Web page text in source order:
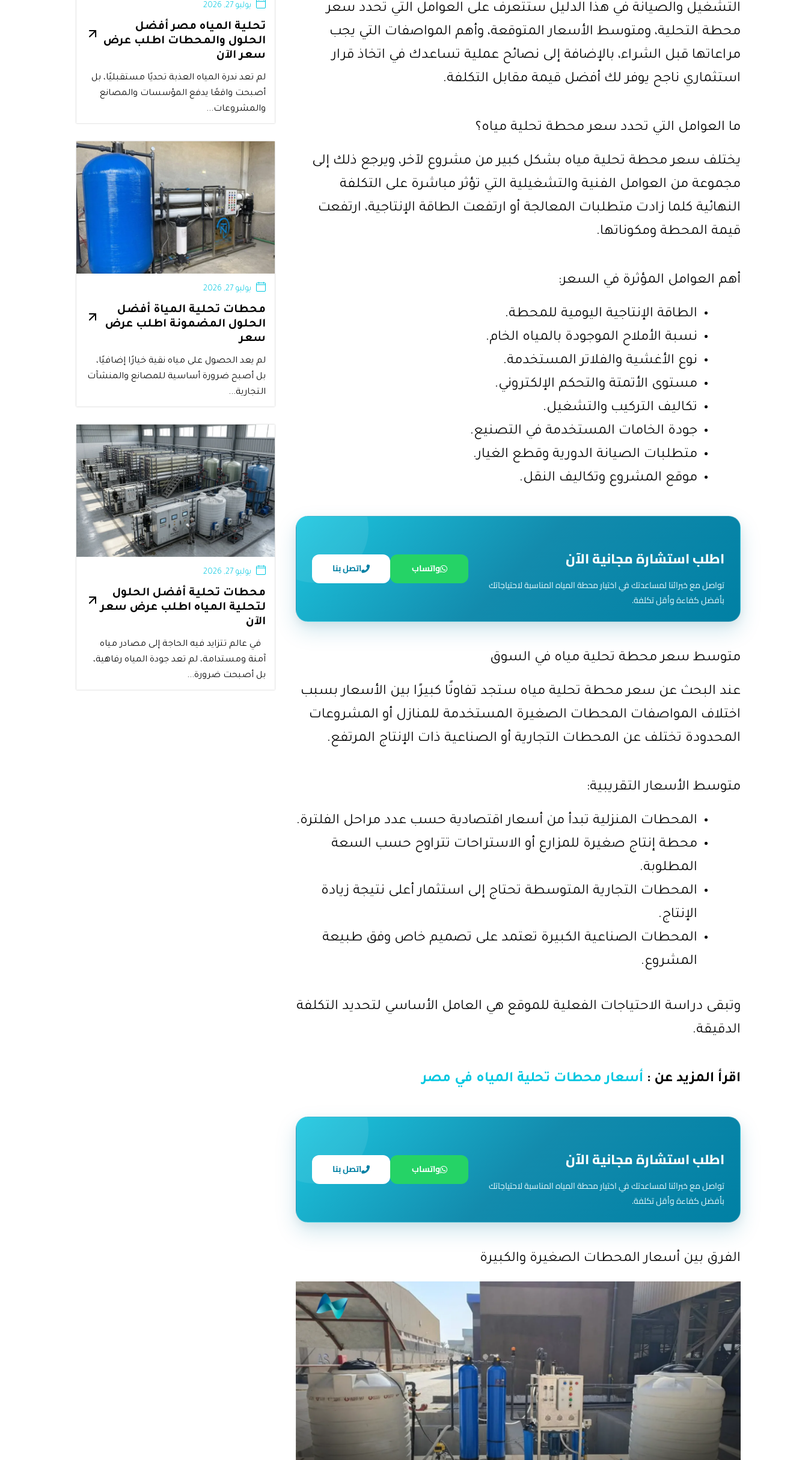
التشغيل والصيانة في هذا الدليل ستتعرف على العوامل التي تحدد سعر
محطة التحلية، ومتوسط الأسعار المتوقعة، وأهم المواصفات التي يجب
مراعاتها قبل الشراء، بالإضافة إلى نصائح عملية تساعدك في اتخاذ قرار
استثماري ناجح يوفر لك أفضل قيمة مقابل التكلفة.
ما العوامل التي تحدد سعر محطة تحلية مياه؟
يختلف سعر محطة تحلية مياه بشكل كبير من مشروع لآخر، ويرجع ذلك إلى
مجموعة من العوامل الفنية والتشغيلية التي تؤثر مباشرة على التكلفة
النهائية كلما زادت متطلبات المعالجة أو ارتفعت الطاقة الإنتاجية، ارتفعت
قيمة المحطة ومكوناتها.
أهم العوامل المؤثرة في السعر:
الطاقة الإنتاجية اليومية للمحطة.
نسبة الأملاح الموجودة بالمياه الخام.
نوع الأغشية والفلاتر المستخدمة.
مستوى الأتمتة والتحكم الإلكتروني.
تكاليف التركيب والتشغيل.
جودة الخامات المستخدمة في التصنيع.
متطلبات الصيانة الدورية وقطع الغيار.
موقع المشروع وتكاليف النقل.
اطلب استشارة مجانية الآن
تواصل مع خبرائنا لمساعدتك في اختيار محطة المياه المناسبة لاحتياجاتك
بأفضل كفاءة وأقل تكلفة.
واتساب اتصل بنا
متوسط سعر محطة تحلية مياه في السوق
عند البحث عن سعر محطة تحلية مياه ستجد تفاوتًا كبيرًا بين الأسعار بسبب
اختلاف المواصفات المحطات الصغيرة المستخدمة للمنازل أو المشروعات
المحدودة تختلف عن المحطات التجارية أو الصناعية ذات الإنتاج المرتفع.
متوسط الأسعار التقريبية:
المحطات المنزلية تبدأ من أسعار اقتصادية حسب عدد مراحل الفلترة.
محطة إنتاج صغيرة للمزارع أو الاستراحات تتراوح حسب السعة
المطلوبة.
المحطات التجارية المتوسطة تحتاج إلى استثمار أعلى نتيجة زيادة
الإنتاج.
المحطات الصناعية الكبيرة تعتمد على تصميم خاص وفق طبيعة
المشروع.
وتبقى دراسة الاحتياجات الفعلية للموقع هي العامل الأساسي لتحديد التكلفة
الدقيقة.
اقرأ المزيد عن : أسعار محطات تحلية المياه في مصر
اطلب استشارة مجانية الآن
تواصل مع خبرائنا لمساعدتك في اختيار محطة المياه المناسبة لاحتياجاتك
بأفضل كفاءة وأقل تكلفة.
واتساب اتصل بنا
الفرق بين أسعار المحطات الصغيرة والكبيرة
تحلية المياه مصر أفضل
الحلول والمحطات اطلب عرض
سعر الآن
يوليو 27, 2026
لم تعد ندرة المياه العذبة تحديًا مستقبليًا، بل
أصبحت واقعًا يدفع المؤسسات والمصانع
والمشروعات...
محطات تحلية المياة أفضل
الحلول المضمونة اطلب عرض
سعر
يوليو 27, 2026
لم يعد الحصول على مياه نقية خيارًا إضافيًا،
بل أصبح ضرورة أساسية للمصانع والمنشآت
التجارية...
محطات تحلية أفضل الحلول
لتحلية المياه اطلب عرض سعر
الآن
يوليو 27, 2026
في عالم تتزايد فيه الحاجة إلى مصادر مياه
آمنة ومستدامة، لم تعد جودة المياه رفاهية،
بل أصبحت ضرورة...